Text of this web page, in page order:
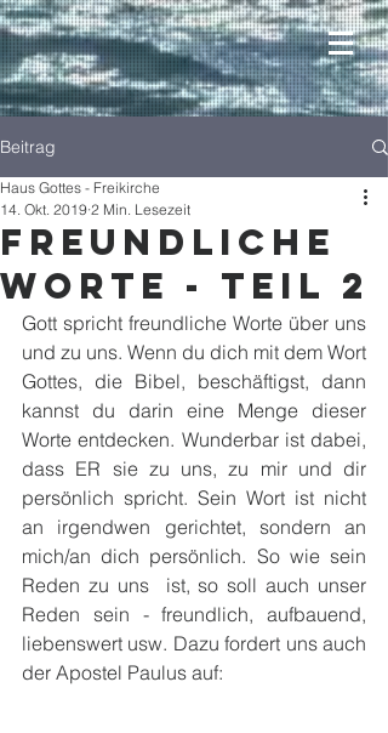
Beitrag
Freundliche
Worte - Teil 2
Haus Gottes - Freikirche
14. Okt. 2019 2 Min. Lesezeit
Gott spricht freundliche Worte über uns
und zu uns. Wenn du dich mit dem Wort
Gottes, die Bibel, beschäftigst, dann
kannst du darin eine Menge dieser
Worte entdecken. Wunderbar ist dabei,
dass ER sie zu uns, zu mir und dir
persönlich spricht. Sein Wort ist nicht
an irgendwen gerichtet, sondern an
mich/an dich persönlich. So wie sein
Reden zu uns  ist, so soll auch unser
Reden sein - freundlich, aufbauend,
liebenswert usw. Dazu fordert uns auch
der Apostel Paulus auf: